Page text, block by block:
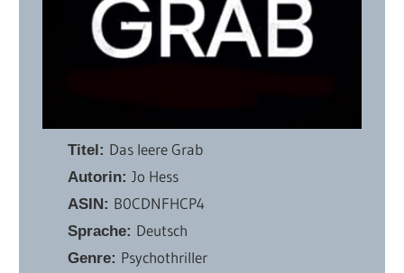
Titel: Das leere Grab
Autorin:Jo Hess
ASIN: B0CDNFHCP4
Sprache: Deutsch
Genre: Psychothriller